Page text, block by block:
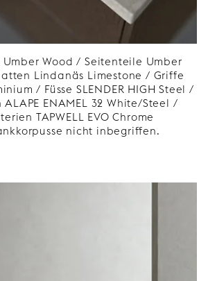
Umber Wood / Seitenteile Umber
Lindanäs Limestone / Griffe
/ Füsse SLENDER HIGH Steel /
ALAPE ENAMEL 32 White/Steel /
TAPWELL EVO Chrome
nicht inbegriffen.